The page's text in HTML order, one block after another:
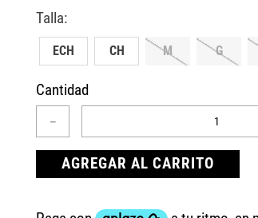
ECH CH M G
Cantidad
－
AGREGAR AL CARRITO